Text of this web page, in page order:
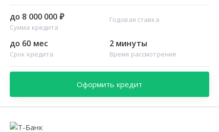
до 8 000 000 ₽
Сумма кредита
Годовая ставка
до 60 мес
Срок кредита
2 минуты
Время рассмотрения
Оформить кредит